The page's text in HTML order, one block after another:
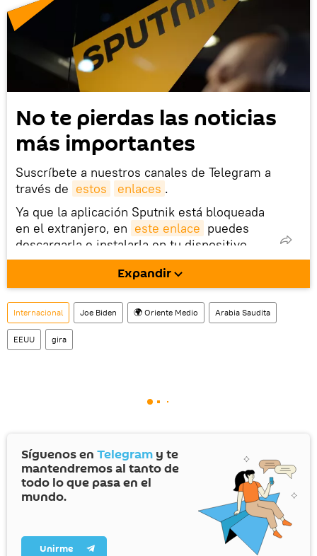
No te pierdas las noticias
más importantes
Suscríbete a nuestros canales de Telegram a
través de estos enlaces .
Ya que la aplicación Sputnik está bloqueada
en el extranjero, en este enlace puedes
descargarla e instalarla en tu dispositivo
móvil (¡solo para Android!).
También tenemos una cuenta en la red
social rusa VK .
Expandir
Internacional Joe Biden 🌍 Oriente Medio Arabia Saudita
EEUU gira
Síguenos en Telegram y te
mantendremos al tanto de
todo lo que pasa en el
mundo.
Unirme